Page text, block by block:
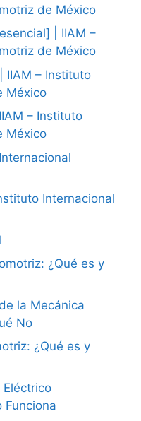
de México
| IIAM –
de México
IIAM – Instituto
México
– Instituto
México
Internacional
¿Qué es y
la Mecánica
No
¿Qué es y
Funciona